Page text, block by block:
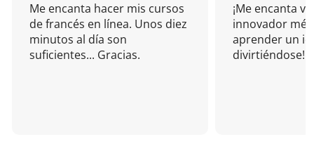
Me encanta hacer mis cursos
de francés en línea. Unos diez
minutos al día son
suficientes... Gracias.
¡Me encanta
innovador
aprender un
divirtiéndose!